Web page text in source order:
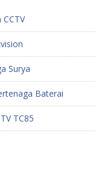
Surya
Baterai
TC85